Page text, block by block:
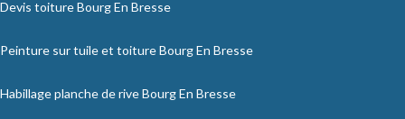
Devis toiture Bourg En Bresse
Peinture sur tuile et toiture Bourg En Bresse
Habillage planche de rive Bourg En Bresse